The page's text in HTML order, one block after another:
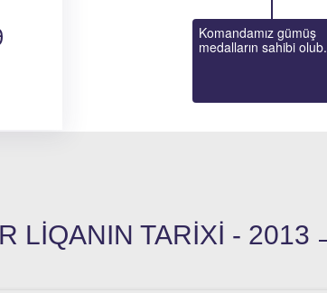
Komandamız gümüş
medalların sahibi olub.
LIQANIN TARIXI - 2013